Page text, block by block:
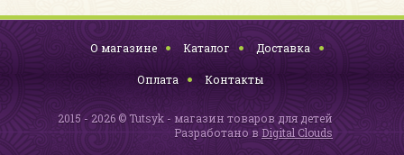
О магазине Каталог Доставка
Оплата Контакты
2015 - 2026 © Tutsyk - магазин товаров для детей
Разработано в Digital Clouds